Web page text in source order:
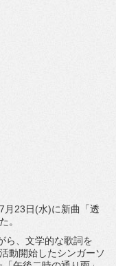
月23日(水)に新曲「透
。
ら、文学的な歌詞を
動開始したシンガーソ